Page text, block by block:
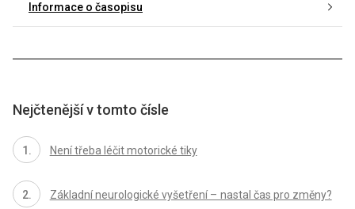
Informace o časopisu
Nejčtenější v tomto čísle
Není třeba léčit motorické tiky
Základní neurologické vyšetření – nastal čas pro změny?